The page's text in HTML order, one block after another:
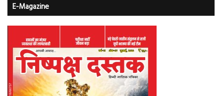
E-Magazine